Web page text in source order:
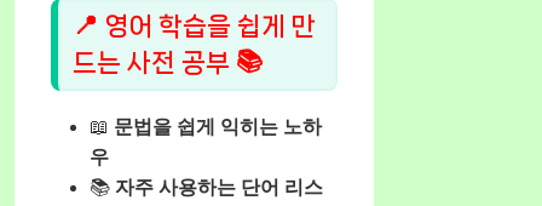
📍 영어 학습을 쉽게 만
드는 사전 공부 📚
📖 문법을 쉽게 익히는 노하
우
📚 자주 사용하는 단어 리스